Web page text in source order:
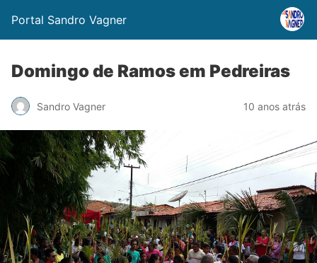
Portal Sandro Vagner
Domingo de Ramos em Pedreiras
Sandro Vagner 10 anos atrás